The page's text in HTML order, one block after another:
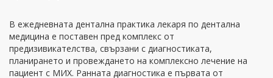
В ежедневната дентална практика лекаря по дентална
медицина е поставен пред комплекс от
предизивикателства, свързани с диагностиката,
планирането и провеждането на комплексно лечение на
пациент с МИХ. Ранната диагностика е първата от